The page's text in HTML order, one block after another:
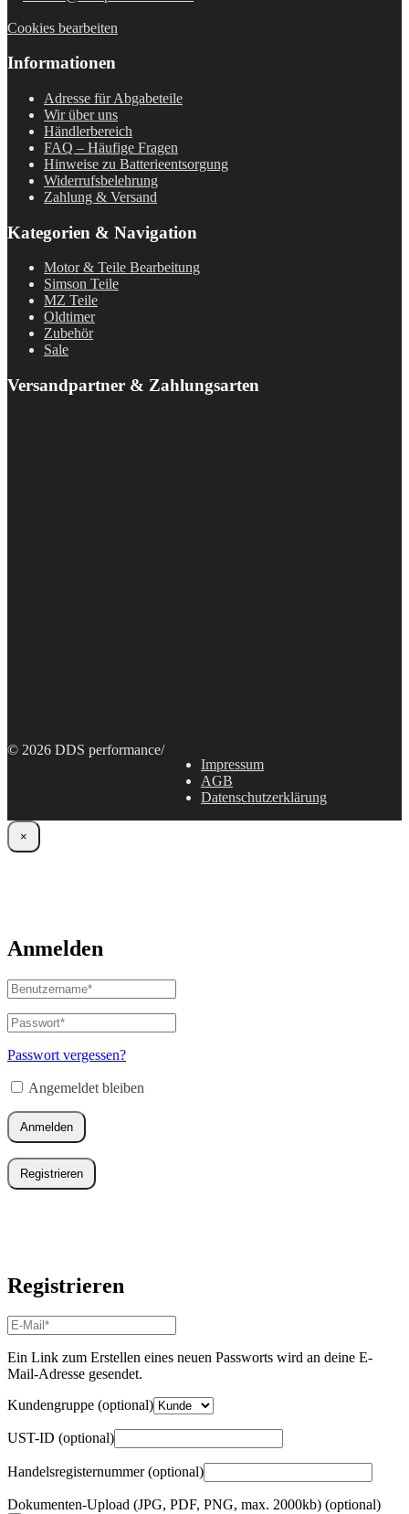
Cookies bearbeiten
Informationen
Adresse für Abgabeteile
Wir über uns
Händlerbereich
FAQ – Häufige Fragen
Hinweise zu Batterieentsorgung
Widerrufsbelehrung
Zahlung & Versand
Kategorien & Navigation
Motor & Teile Bearbeitung
Simson Teile
MZ Teile
Oldtimer
Zubehör
Sale
Versandpartner & Zahlungsarten
© 2026 DDS performance/
Impressum
AGB
Datenschutzerklärung
×
Anmelden
Benutzername
oder
E-
Mail-
Adresse*
Passwort*
Erforderlich
Passwort vergessen?
Angemeldet bleiben
Anmelden
Registrieren
Registrieren
E-
Mail-
Adresse*
Erforderlich
Ein Link zum Erstellen eines neuen Passworts wird an deine E-
Mail-Adresse gesendet.
Kundengruppe (optional)
UST-ID (optional)
Handelsregisternummer(optional)
Dokumenten-Upload (JPG, PDF, PNG, max. 2000kb) (optional)